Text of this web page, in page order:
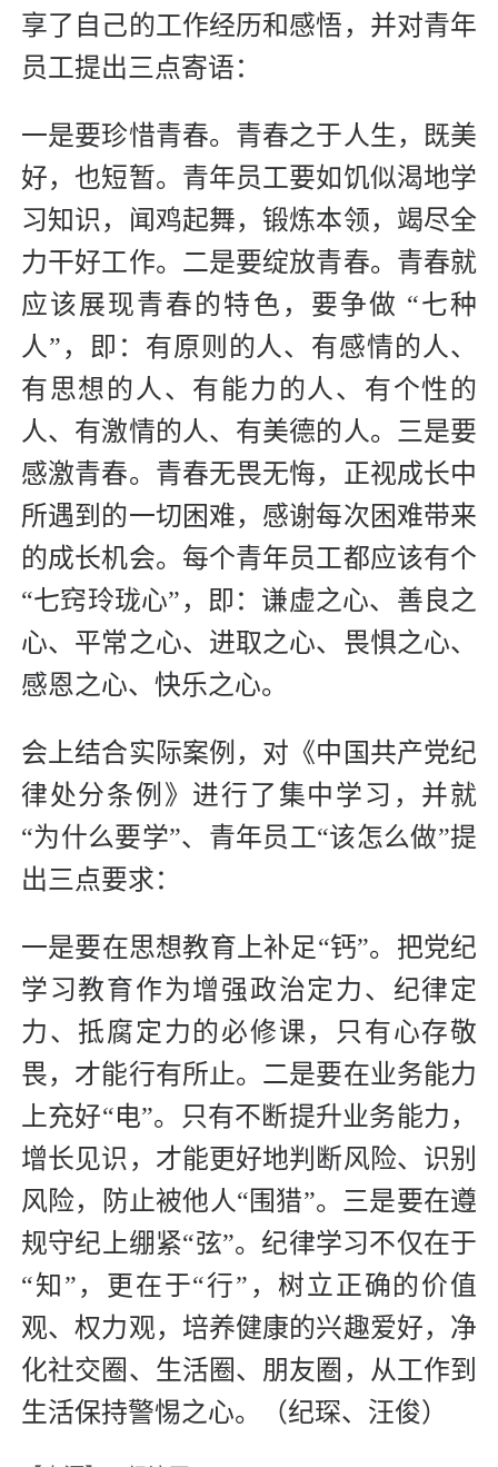
享了自己的工作经历和感悟，并对青年
员工提出三点寄语：
一是要珍惜青春。青春之于人生，既美
好，也短暂。青年员工要如饥似渴地学
习知识，闻鸡起舞，锻炼本领，竭尽全
力干好工作。二是要绽放青春。青春就
应该展现青春的特色，要争做 “七种
人”，即：有原则的人、有感情的人、
有思想的人、有能力的人、有个性的
人、有激情的人、有美德的人。三是要
感激青春。青春无畏无悔，正视成长中
所遇到的一切困难，感谢每次困难带来
的成长机会。每个青年员工都应该有个
“七窍玲珑心”，即：谦虚之心、善良之
心、平常之心、进取之心、畏惧之心、
感恩之心、快乐之心。
会上结合实际案例，对《中国共产党纪
律处分条例》进行了集中学习，并就
“为什么要学”、青年员工“该怎么做”提
出三点要求：
一是要在思想教育上补足“钙”。把党纪
学习教育作为增强政治定力、纪律定
力、抵腐定力的必修课，只有心存敬
畏，才能行有所止。二是要在业务能力
上充好“电”。只有不断提升业务能力，
增长见识，才能更好地判断风险、识别
风险，防止被他人“围猎”。三是要在遵
规守纪上绷紧“弦”。纪律学习不仅在于
“知”，更在于“行”，树立正确的价值
观、权力观，培养健康的兴趣爱好，净
化社交圈、生活圈、朋友圈，从工作到
生活保持警惕之心。（纪琛、汪俊）